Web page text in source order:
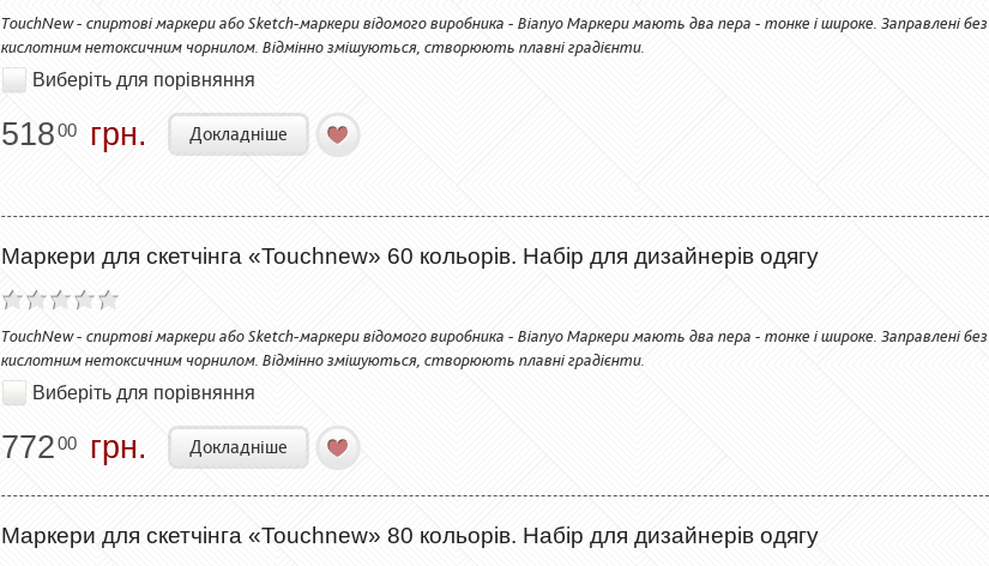
TouchNew - спиртові маркери або Sketch-маркери відомого виробника - Bianyo Маркери мають два пера - тонке і широке. Заправлені без
кислотним нетоксичним чорнилом. Відмінно змішуються, створюють плавні градієнти.
Виберіть для порівняння
51800 грн. Докладніше
Маркери для скетчінга «Touchnew» 60 кольорів. Набір для дизайнерів одягу
TouchNew - спиртові маркери або Sketch-маркери відомого виробника - Bianyo Маркери мають два пера - тонке і широке. Заправлені без
кислотним нетоксичним чорнилом. Відмінно змішуються, створюють плавні градієнти.
Виберіть для порівняння
77200 грн. Докладніше
Маркери для скетчінга «Touchnew» 80 кольорів. Набір для дизайнерів одягу